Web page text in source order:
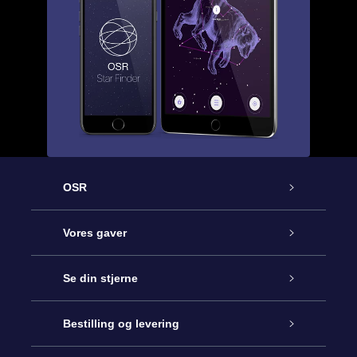
OSR
Kundeservice
Kontakt os
Bloggen
Vores gaver
Online Stjernegave
OSR Gavepakke
Se din stjerne
Star Register
Bestilling og levering